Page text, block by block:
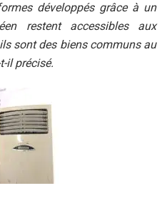
développés grâce à un
restent accessibles aux
sont des biens communs au
il précisé.